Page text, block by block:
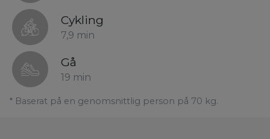
Cykling
7,9 min
Gå
19 min
* Baserat på en genomsnittlig person på 70 kg.